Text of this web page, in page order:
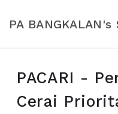
PA BANGKALAN's
PACARI -
Cerai